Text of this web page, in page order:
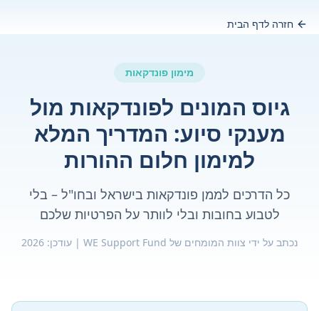
חזרה לדף הבית
מימון פונדקאות
גיוס המונים לפונדקאות מול
מענקי סיוע: המדריך המלא
למימון חלום ההורות
כל הדרכים לממן פונדקאות בישראל ובחו"ל – בלי
לטבוע בחובות ובלי לוותר על הפרטיות שלכם
נכתב על ידי צוות המומחים של WE Support Fund | עודכן: 2026